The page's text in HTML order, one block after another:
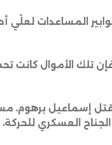
المساعدات
تلك الأموال
إسماعيل
العسكري للحركة،